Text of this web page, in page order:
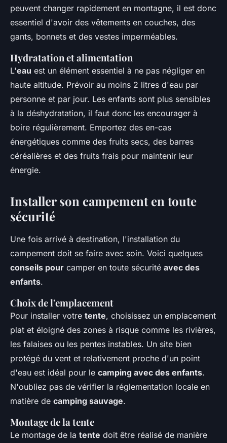
peuvent changer rapidement en montagne, il est donc
essentiel d'avoir des vêtements en couches, des
gants, bonnets et des vestes imperméables.
Hydratation et alimentation
L'eau est un élément essentiel à ne pas négliger en
haute altitude. Prévoir au moins 2 litres d'eau par
personne et par jour. Les enfants sont plus sensibles
à la déshydratation, il faut donc les encourager à
boire régulièrement. Emportez des en-cas
énergétiques comme des fruits secs, des barres
céréalières et des fruits frais pour maintenir leur
énergie.
Installer son campement en toute
sécurité
Une fois arrivé à destination, l'installation du
campement doit se faire avec soin. Voici quelques
conseils pour camper en toute sécurité avec des
enfants.
Choix de l'emplacement
Pour installer votre tente, choisissez un emplacement
plat et éloigné des zones à risque comme les rivières,
les falaises ou les pentes instables. Un site bien
protégé du vent et relativement proche d'un point
d'eau est idéal pour le camping avec des enfants.
N'oubliez pas de vérifier la réglementation locale en
matière de camping sauvage.
Montage de la tente
Le montage de la tente doit être réalisé de manière